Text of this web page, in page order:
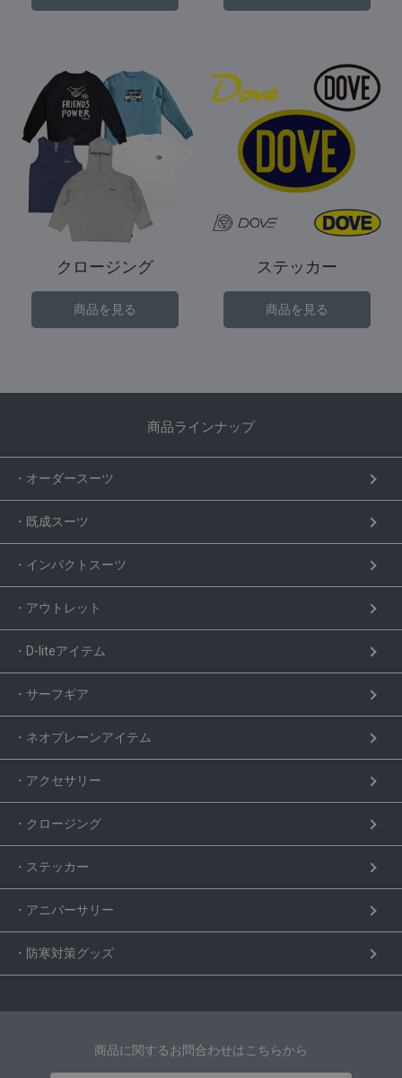
クロージング
商品を見る
ステッカー
商品を見る
商品ラインナップ
・オーダースーツ
・既成スーツ
・インパクトスーツ
・アウトレット
・D-liteアイテム
・サーフギア
・ネオプレーンアイテム
・アクセサリー
・クロージング
・ステッカー
・アニバーサリー
・防寒対策グッズ
商品に関するお問合わせはこちらから